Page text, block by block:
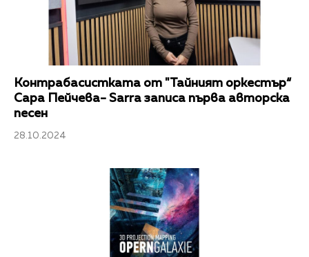
Контрабасистката от "Тайният оркестър“
Сара Пейчева- Sarra записа първа авторска
песен
28.10.2024